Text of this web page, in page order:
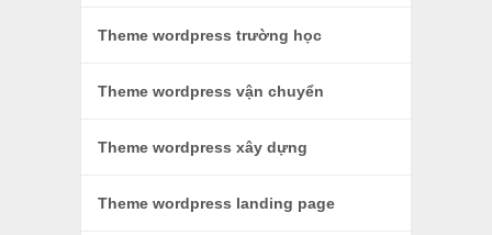
Theme wordpress trường học
Theme wordpress vận chuyển
Theme wordpress xây dựng
Theme wordpress landing page